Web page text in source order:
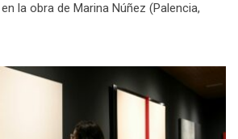
la obra de Marina Núñez (Palencia,